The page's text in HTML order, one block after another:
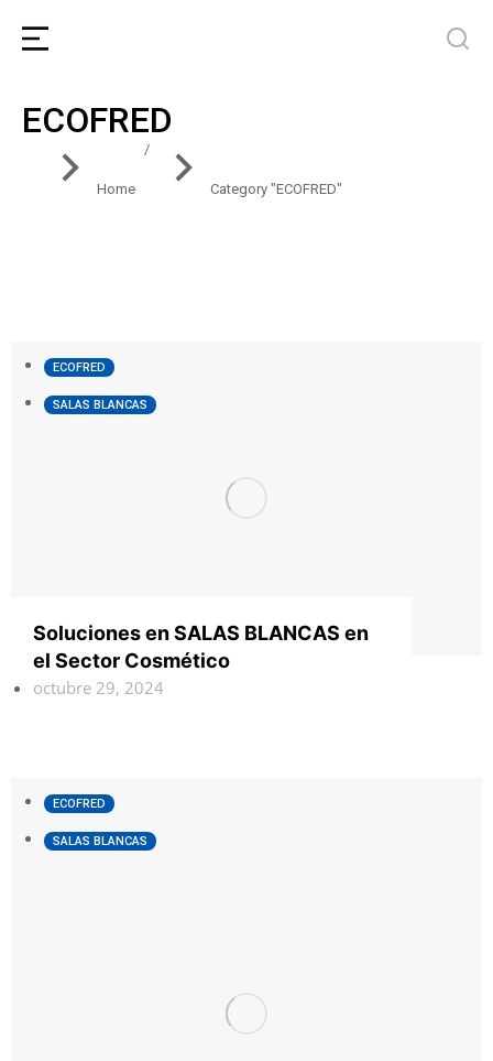
ECOFRED
You are here:
Home Category "ECOFRED"
ECOFRED
SALAS BLANCAS
Soluciones en SALAS BLANCAS en
el Sector Cosmético
octubre 29, 2024
ECOFRED
SALAS BLANCAS